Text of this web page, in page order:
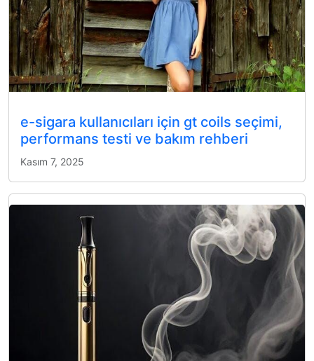
e-sigara kullanıcıları için gt coils seçimi,
performans testi ve bakım rehberi
Kasım 7, 2025